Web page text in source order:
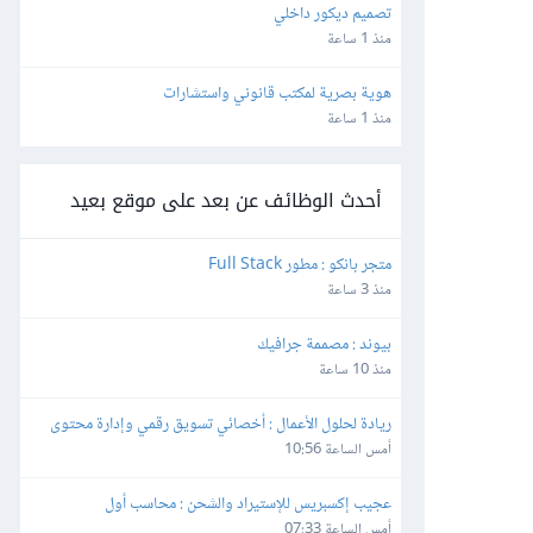
تصميم ديكور داخلي
منذ 1 ساعة
هوية بصرية لمكتب قانوني واستشارات
منذ 1 ساعة
أحدث الوظائف عن بعد على موقع بعيد
متجر بانكو : مطور Full Stack
منذ 3 ساعة
بيوند : مصممة جرافيك
منذ 10 ساعة
ريادة لحلول الأعمال : أخصائي تسويق رقمي وإدارة محتوى
أمس الساعة 10:56
عجيب إكسبريس للإستيراد والشحن : محاسب أول